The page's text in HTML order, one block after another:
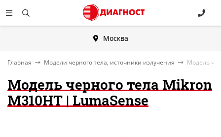
Москва
Главная Модели черного тела, источники излучения Модель
Модель черного тела Mikron
M310HT | LumaSense